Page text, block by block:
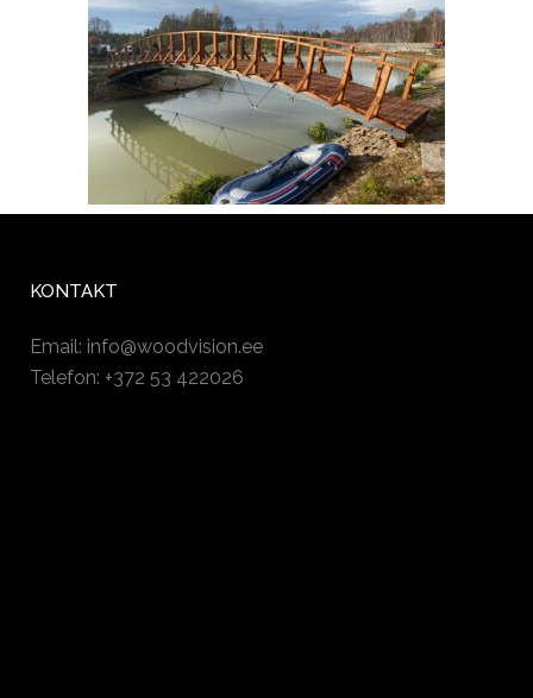
KONTAKT
Email: info@woodvision.ee
Telefon: +372 53 422026